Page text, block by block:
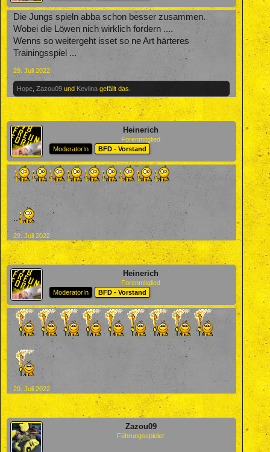
Die Jungs spieln abba schon besser zusammen.
Wobei die Löwen nich wirklich fordern ....
Wenns so weitergeht isset so ne Art härteres
Trainingsspiel ...
29. Juli 2022
Hope Zazou09 und Kevlina gefällt das.
Heinerich
Forenmitglied
ModeratorIn
BFD - Vorstand
..
29. Juli 2022
Heinerich
Forenmitglied
ModeratorIn
BFD - Vorstand
29. Juli 2022
Zazou09
Führungsspieler